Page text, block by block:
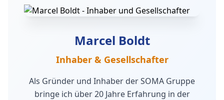
Marcel Boldt
Inhaber & Gesellschafter
Als Gründer und Inhaber der SOMA Gruppe
bringe ich über 20 Jahre Erfahrung in der